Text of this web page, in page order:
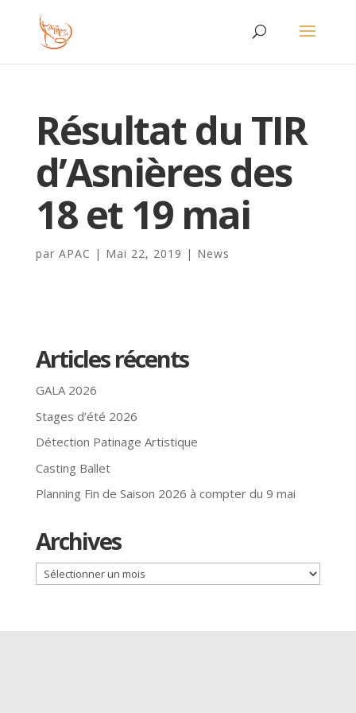
Résultat du TIR
d’Asnières des
18 et 19 mai
par APAC | Mai 22, 2019 | News
Articles récents
GALA 2026
Stages d’été 2026
Détection Patinage Artistique
Casting Ballet
Planning Fin de Saison 2026 à compter du 9 mai
Archives
Archives